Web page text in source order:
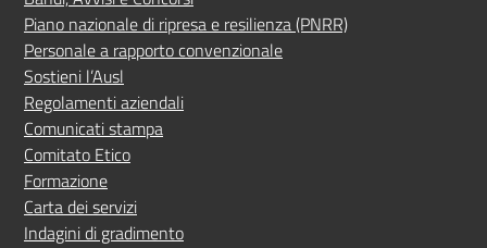
Piano nazionale di ripresa e resilienza (PNRR)
Personale a rapporto convenzionale
Sostieni l’Ausl
Regolamenti aziendali
Comunicati stampa
Comitato Etico
Formazione
Carta dei servizi
Indagini di gradimento